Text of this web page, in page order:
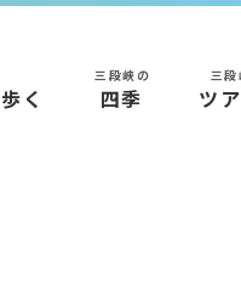
歩く
三段峡の
四季
三段
ツ